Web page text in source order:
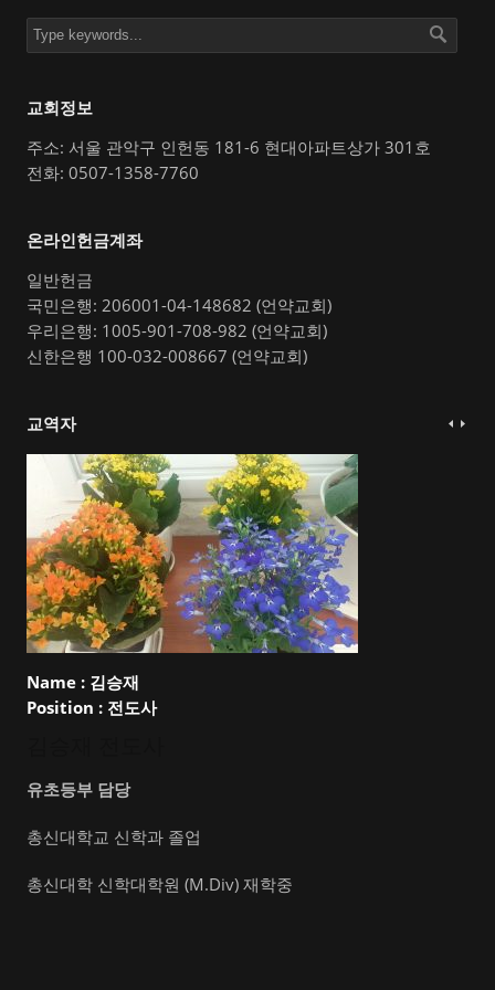
교회정보
주소: 서울 관악구 인헌동 181-6 현대아파트상가 301호
전화: 0507-1358-7760
온라인헌금계좌
일반헌금
국민은행: 206001-04-148682 (언약교회)
우리은행: 1005-901-708-982 (언약교회)
신한은행 100-032-008667 (언약교회)
교역자
Name : 김승재
Position : 전도사
유초등부 담당
총신대학교 신학과 졸업
총신대학 신학대학원 (M.Div) 재학중